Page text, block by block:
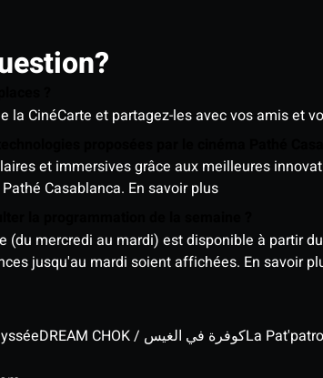
la CinéCarte et partagez-les avec vos amis et
et immersives grâce aux meilleures
Casablanca. En savoir plus
(du mercredi au mardi) est disponible à partir
jusqu'au mardi soient affichées. En savoir
DREAM CHOK / كوفرة في الغيسLa